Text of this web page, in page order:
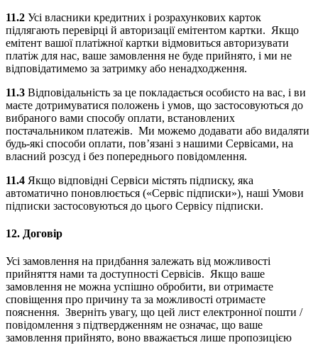
11.2 Усі власники кредитних і розрахункових карток
підлягають перевірці й авторизації емітентом картки. Якщо
емітент вашої платіжної картки відмовиться авторизувати
платіж для нас, ваше замовлення не буде прийнято, і ми не
відповідатимемо за затримку або ненадходження.
11.3 Відповідальність за це покладається особисто на вас, і ви
маєте дотримуватися положень і умов, що застосовуються до
вибраного вами способу оплати, встановлених
постачальником платежів. Ми можемо додавати або видаляти
будь-які способи оплати, пов’язані з нашими Сервісами, на
власний розсуд і без попереднього повідомлення.
11.4 Якщо відповідні Сервіси містять підписку, яка
автоматично поновлюється («Сервіс підписки»), наші Умови
підписки застосовуються до цього Сервісу підписки.
12. Договір
Усі замовлення на придбання залежать від можливості
прийняття нами та доступності Сервісів. Якщо ваше
замовлення не можна успішно обробити, ви отримаєте
сповіщення про причину та за можливості отримаєте
пояснення. Зверніть увагу, що цей лист електронної пошти /
повідомлення з підтвердженням не означає, що ваше
замовлення прийнято, воно вважається лише пропозицією